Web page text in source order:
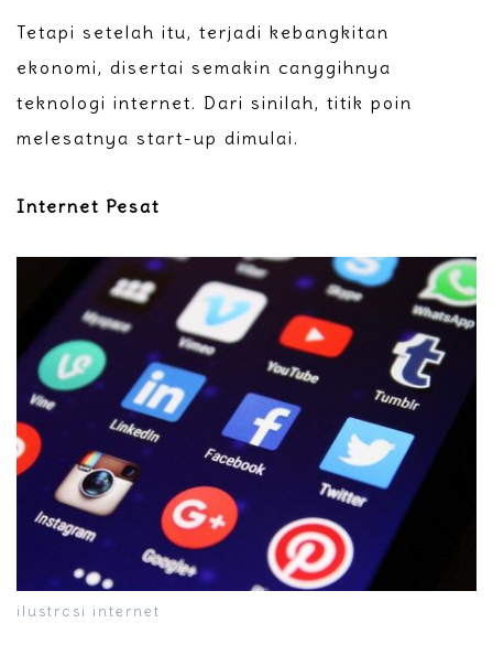
Tetapi setelah itu, terjadi kebangkitan
ekonomi, disertai semakin canggihnya
teknologi internet. Dari sinilah, titik poin
melesatnya start-up dimulai.
Internet Pesat
ilustrasi internet